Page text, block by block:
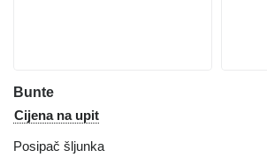
Bunte
Cijena na upit
Posipač šljunka